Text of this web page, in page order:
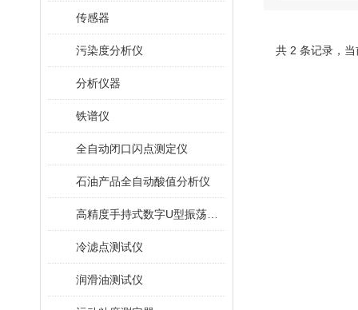
传感器
污染度分析仪
分析仪器
铁谱仪
全自动闭口闪点测定仪
石油产品全自动酸值分析仪
冷滤点测试仪
润滑油测试仪
共 2 条记录，